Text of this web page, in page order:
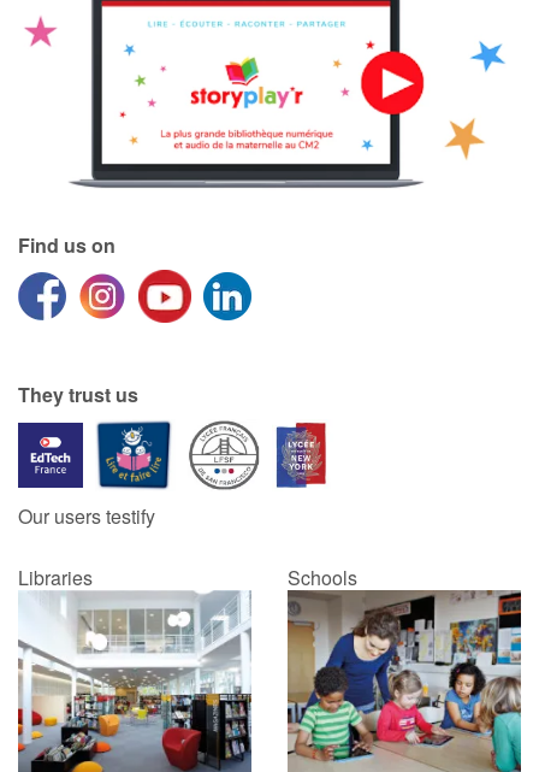
Find us on
They trust us
Our users testify
Libraries Schools